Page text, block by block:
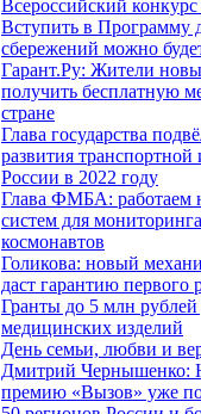
Всероссийский
Вступить в Программу
сбережений можно
Гарант.Ру: Жители
получить бесплатную
стране
Глава государства
развития
России в 2022 году
Глава ФМБА: работаем
систем для
космонавтов
Голикова: новый
даст гарантию первого
Гранты до 5 млн рублей
медицинских изделий
День семьи, любви и
Дмитрий Чернышенко:
премию «Вызов» уже